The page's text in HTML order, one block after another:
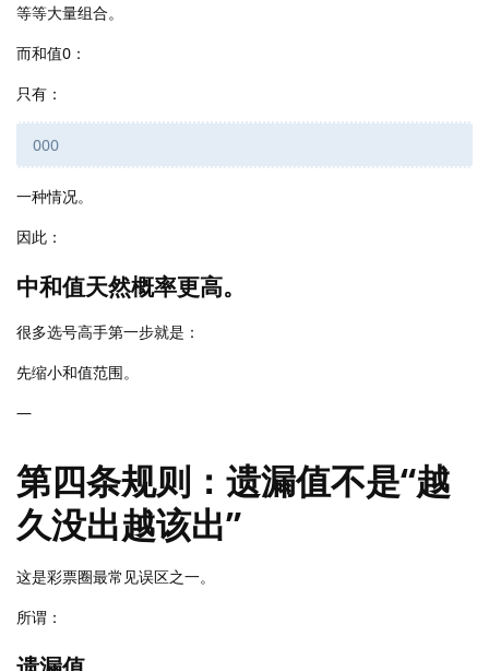
等等大量组合。
而和值0：
只有：
000
一种情况。
因此：
中和值天然概率更高。
很多选号高手第一步就是：
先缩小和值范围。
—
第四条规则：遗漏值不是“越
久没出越该出”
这是彩票圈最常见误区之一。
所谓：